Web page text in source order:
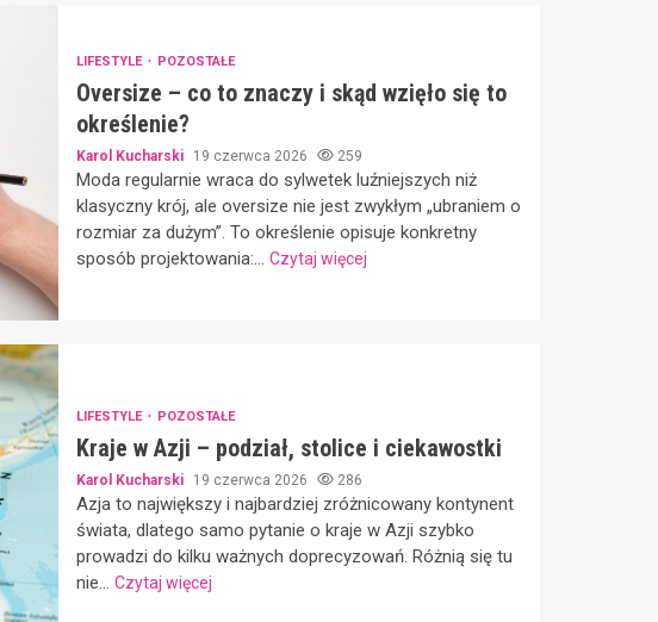
LIFESTYLE POZOSTAŁE
Oversize – co to znaczy i skąd wzięło się to
określenie?
Karol Kucharski 19 czerwca 2026 259
Moda regularnie wraca do sylwetek luźniejszych niż
klasyczny krój, ale oversize nie jest zwykłym „ubraniem o
rozmiar za dużym”. To określenie opisuje konkretny
sposób projektowania:... Czytaj więcej
LIFESTYLE POZOSTAŁE
Kraje w Azji – podział, stolice i ciekawostki
Karol Kucharski 19 czerwca 2026 286
Azja to największy i najbardziej zróżnicowany kontynent
świata, dlatego samo pytanie o kraje w Azji szybko
prowadzi do kilku ważnych doprecyzowań. Różnią się tu
nie... Czytaj więcej